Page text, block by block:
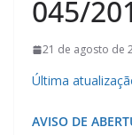
045/
21 de agosto de
Última
AVISO DE